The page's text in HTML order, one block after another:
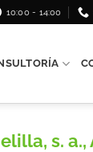
10:00 - 14:00
s. a.,